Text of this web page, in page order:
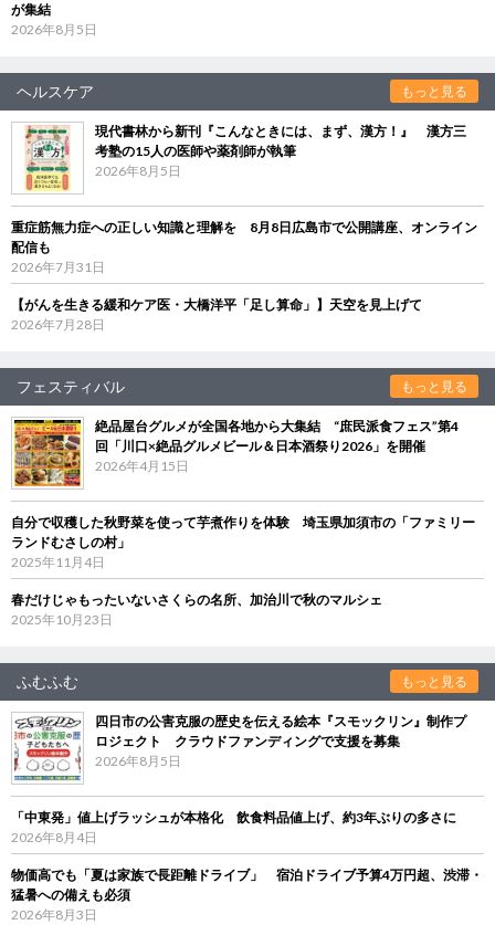
が集結
2026年8月5日
ヘルスケア もっと見る
現代書林から新刊『こんなときには、まず、漢方！』 漢方三
考塾の15人の医師や薬剤師が執筆
2026年8月5日
重症筋無力症への正しい知識と理解を 8月8日広島市で公開講座、オンライン
配信も
2026年7月31日
【がんを生きる緩和ケア医・大橋洋平「足し算命」】天空を見上げて
2026年7月28日
フェスティバル もっと見る
絶品屋台グルメが全国各地から大集結 “庶民派食フェス”第4
回「川口×絶品グルメビール＆日本酒祭り2026」を開催
2026年4月15日
自分で収穫した秋野菜を使って芋煮作りを体験 埼玉県加須市の「ファミリー
ランドむさしの村」
2025年11月4日
春だけじゃもったいないさくらの名所、加治川で秋のマルシェ
2025年10月23日
ふむふむ もっと見る
四日市の公害克服の歴史を伝える絵本『スモックリン』制作プ
ロジェクト クラウドファンディングで支援を募集
2026年8月5日
「中東発」値上げラッシュが本格化 飲食料品値上げ、約3年ぶりの多さに
2026年8月4日
物価高でも「夏は家族で長距離ドライブ」 宿泊ドライブ予算4万円超、渋滞・
猛暑への備えも必須
2026年8月3日